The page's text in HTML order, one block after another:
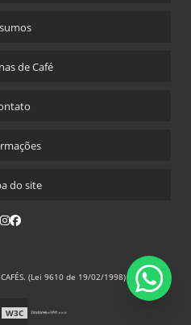
de Café
do site
(Lei 9610 de 19/02/1998)
W3C